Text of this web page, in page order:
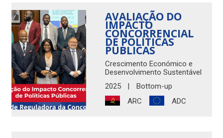
AVALIAÇÃO DO
IMPACTO
CONCORRENCIAL
DE POLÍTICAS
PÚBLICAS
Crescimento Económico e
Desenvolvimento Sustentável
2025
|
Bottom-up
ARC
ADC